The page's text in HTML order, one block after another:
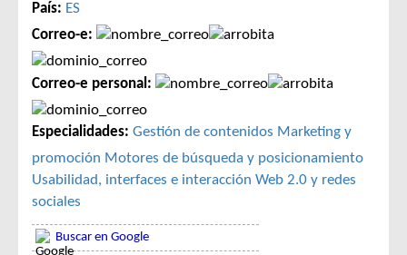
País: ES
Correo-e:
Correo-e personal:
Especialidades: Gestión de contenidos Marketing y
promoción Motores de búsqueda y posicionamiento
Usabilidad, interfaces e interacción Web 2.0 y redes
sociales
Buscar en Google